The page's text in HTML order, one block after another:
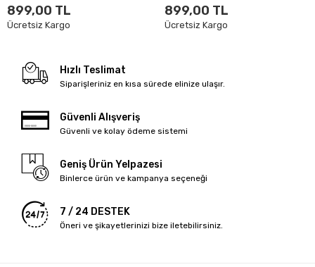
899,00 TL
Ücretsiz Kargo
899,00 TL
Ücretsiz Kargo
Hızlı Teslimat
Siparişleriniz en kısa sürede elinize ulaşır.
Güvenli Alışveriş
Güvenli ve kolay ödeme sistemi
Geniş Ürün Yelpazesi
Binlerce ürün ve kampanya seçeneği
7 / 24 DESTEK
Öneri ve şikayetlerinizi bize iletebilirsiniz.